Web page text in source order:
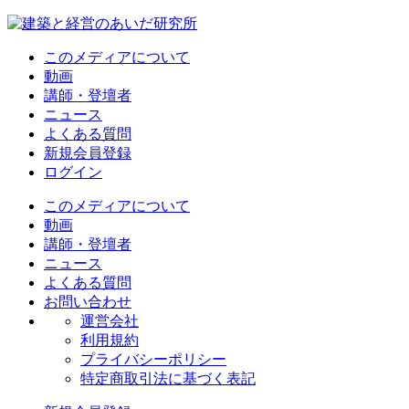
このメディアについて
動画
講師・登壇者
ニュース
よくある質問
新規会員登録
ログイン
このメディアについて
動画
講師・登壇者
ニュース
よくある質問
お問い合わせ
運営会社
利用規約
プライバシーポリシー
特定商取引法に基づく表記